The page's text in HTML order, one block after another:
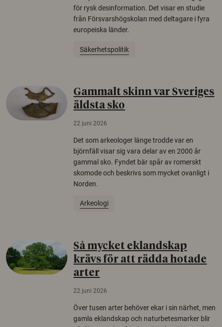
för rysk desinformation. Det visar en studie
från Försvarshögskolan med deltagare i fyra
europeiska länder.
Säkerhetspolitik
Gammalt skinn var Sveriges
äldsta sko
22 juni 2026
Det som arkeologer länge trodde var en
björnfäll visar sig vara delar av en 2000 år
gammal sko. Fyndet bär spår av romerskt
skomode och beskrivs som mycket ovanligt i
Norden.
Arkeologi
Så mycket eklandskap
krävs för att rädda hotade
arter
22 juni 2026
Över tusen arter behöver ekar i sin närhet, men
gamla eklandskap och naturbetesmarker blir